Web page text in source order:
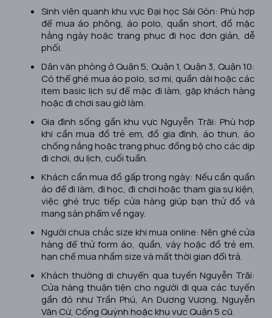
Sinh viên quanh khu vực Đại học Sài Gòn: Phù hợp
để mua áo phông, áo polo, quần short, đồ mặc
hằng ngày hoặc trang phục đi học đơn giản, dễ
phối.
Dân văn phòng ở Quận 5, Quận 1, Quận 3, Quận 10:
Có thể ghé mua áo polo, sơ mi, quần dài hoặc các
item basic lịch sự để mặc đi làm, gặp khách hàng
hoặc đi chơi sau giờ làm.
Gia đình sống gần khu vực Nguyễn Trãi: Phù hợp
khi cần mua đồ trẻ em, đồ gia đình, áo thun, áo
chống nắng hoặc trang phục đồng bộ cho các dịp
đi chơi, du lịch, cuối tuần.
Khách cần mua đồ gấp trong ngày: Nếu cần quần
áo để đi làm, đi học, đi chơi hoặc tham gia sự kiện,
việc ghé trực tiếp cửa hàng giúp bạn thử đồ và
mang sản phẩm về ngay.
Người chưa chắc size khi mua online: Nên ghé cửa
hàng để thử form áo, quần, váy hoặc đồ trẻ em,
hạn chế mua nhầm size và mất thời gian đổi trả.
Khách thường di chuyển qua tuyến Nguyễn Trãi:
Cửa hàng thuận tiện cho người đi qua các tuyến
gần đó như Trần Phú, An Dương Vương, Nguyễn
Văn Cừ, Cống Quỳnh hoặc khu vực Quận 5 cũ.